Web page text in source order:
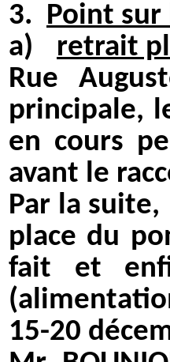
3. Point sur
a)
retrait
Rue
principale,
en cours
avant le
Par la suite,
place du
fait et
15-20